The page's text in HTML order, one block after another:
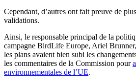
Cependant, d’autres ont fait preuve de
validations.
Ainsi, le responsable principal de la
campagne BirdLife Europe, Ariel Brunner,
les plans avaient bien subi les
les commentaires de la Commission pour
environnementales de l’UE.